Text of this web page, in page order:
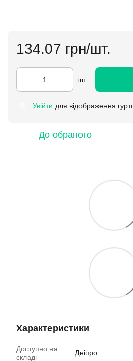
134.07 грн/шт.
шт.
Увійти для відображення
До обраного
Характеристики
Доступно на
складі
Дніпро